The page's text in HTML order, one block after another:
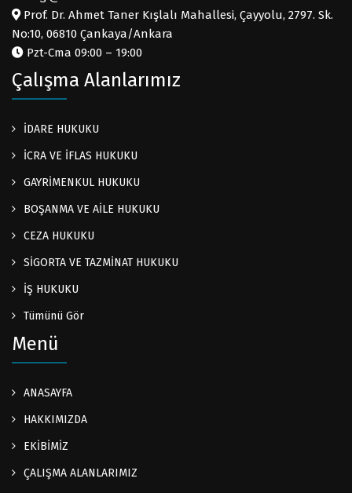
Prof. Dr. Ahmet Taner Kışlalı Mahallesi, Çayyolu, 2797. Sk.
No:10, 06810 Çankaya/Ankara
Pzt-Cma 09:00 – 19:00
Çalışma Alanlarımız
İDARE HUKUKU
İCRA VE İFLAS HUKUKU
GAYRİMENKUL HUKUKU
BOŞANMA VE AİLE HUKUKU
CEZA HUKUKU
SİGORTA VE TAZMİNAT HUKUKU
İŞ HUKUKU
Tümünü Gör
Menü
ANASAYFA
HAKKIMIZDA
EKİBİMİZ
ÇALIŞMA ALANLARIMIZ